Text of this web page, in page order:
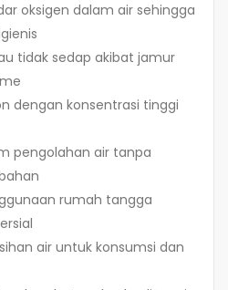
oksigen dalam air sehingga
tidak sedap akibat jamur
dengan konsentrasi tinggi
pengolahan air tanpa
rumah tangga
air untuk konsumsi dan